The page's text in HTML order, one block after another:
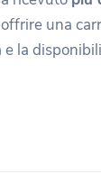
una
la